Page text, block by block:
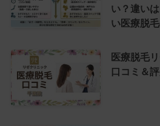
い？違い
い医療脱
医療脱毛
口コミ＆評